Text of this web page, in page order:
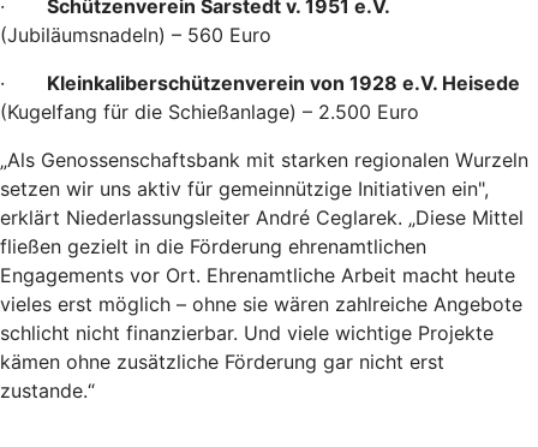
· Schützenverein Sarstedt v. 1951 e.V.
(Jubiläumsnadeln) – 560 Euro
· Kleinkaliberschützenverein von 1928 e.V. Heisede
(Kugelfang für die Schießanlage) – 2.500 Euro
„Als Genossenschaftsbank mit starken regionalen Wurzeln
setzen wir uns aktiv für gemeinnützige Initiativen ein",
erklärt Niederlassungsleiter André Ceglarek. „Diese Mittel
fließen gezielt in die Förderung ehrenamtlichen
Engagements vor Ort. Ehrenamtliche Arbeit macht heute
vieles erst möglich – ohne sie wären zahlreiche Angebote
schlicht nicht finanzierbar. Und viele wichtige Projekte
kämen ohne zusätzliche Förderung gar nicht erst
zustande.“